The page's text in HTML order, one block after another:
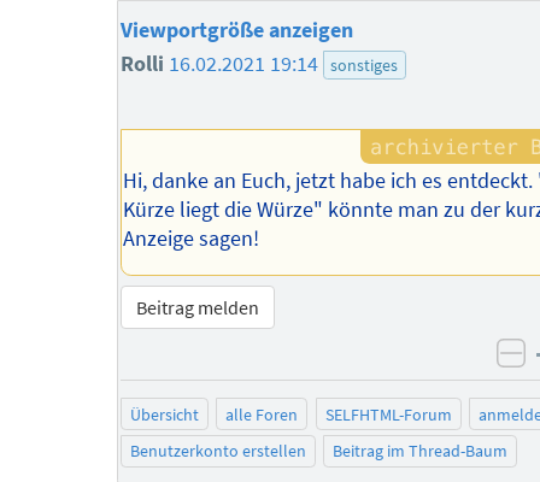
Viewportgröße anzeigen
Rolli 16.02.2021 19:14 sonstiges
Hi, danke an Euch, jetzt habe ich es
Kürze liegt die Würze" könnte man zu der
Anzeige sagen!
Beitrag melden
Übersicht alle Foren SELFHTML-Forum
Benutzerkonto erstellen
Beitrag im Thread-Baum